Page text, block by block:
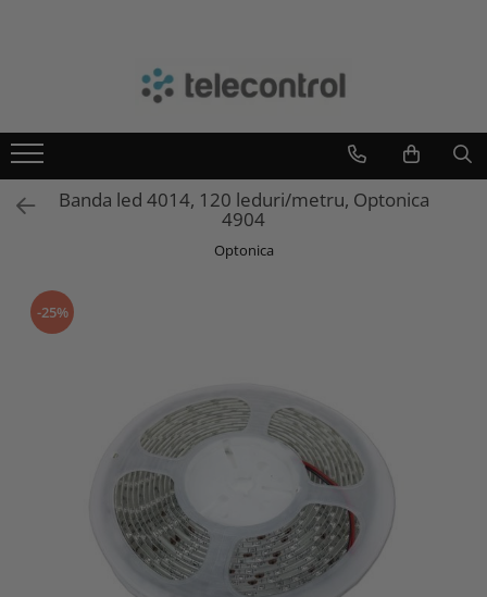
Teletask
IntelightBanda led 4014, 120 leduri/metru, Optonica
4904
Optonica
-25%